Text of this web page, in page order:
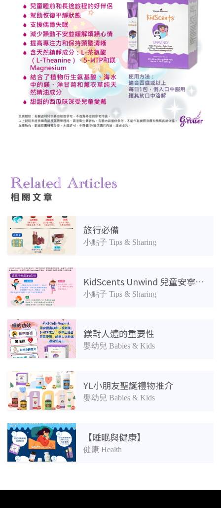
旅行必備
小點子 Tips & Sharing
KidScents Unwind 兒童安寧配方
小點子 Tips & Sharing
鎂對人體的重要性
嬰幼兒 Babies & Kids
YL小朋友聖誕禮物推介
嬰幼兒 Babies & Kids
【睡眠與健康】
健康 Health